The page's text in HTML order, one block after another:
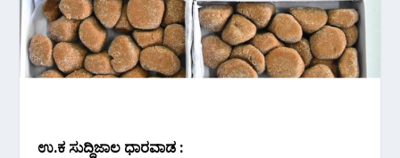
ಉ.ಕ ಸುದ್ದಿಜಾಲ ಧಾರವಾಡ :